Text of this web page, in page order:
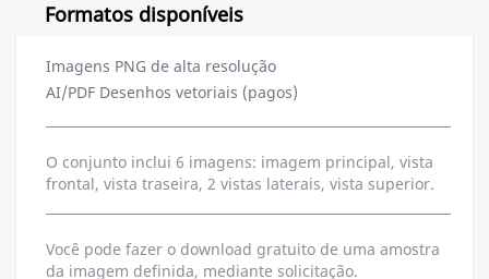
Formatos disponíveis
Imagens PNG de alta resolução
AI/PDF Desenhos vetoriais (pagos)
O conjunto inclui 6 imagens: imagem principal, vista
frontal, vista traseira, 2 vistas laterais, vista superior.
Você pode fazer o download gratuito de uma amostra
da imagem definida, mediante solicitação.